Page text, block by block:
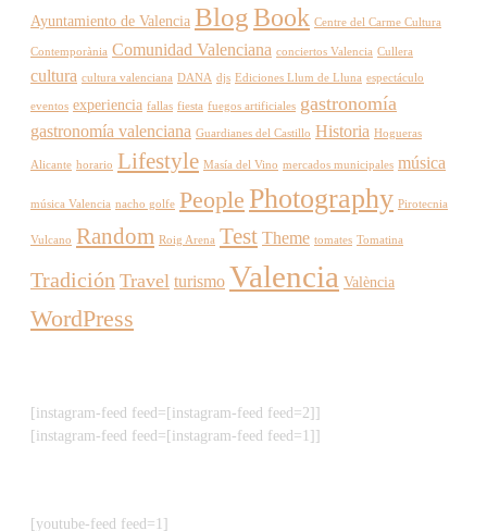
Ayuntamiento de Valencia BlogBook Centre del Carme Cultura
Contemporània Comunidad Valenciana conciertos Valencia Cullera
cultura cultura valenciana DANA djs Ediciones Llum de Lluna espectáculo
eventos experiencia fallas fiesta fuegos artificiales gastronomía
gastronomía valenciana Guardianes del Castillo Historia Hogueras
Alicante horario Lifestyle Masía del Vino mercados municipales música
música Valencia nacho golfe People Photography Pirotecnia
Vulcano Random Roig Arena Test Theme tomates Tomatina
Tradición Travel turismo Valencia València
WordPress
[instagram-feed feed=[instagram-feed feed=2]]
[instagram-feed feed=[instagram-feed feed=1]]
[youtube-feed feed=1]